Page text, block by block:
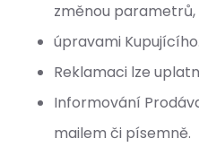
změnou parametrů,
úpravami Kupujícího.
Reklamaci lze
Informování
mailem či písemně.